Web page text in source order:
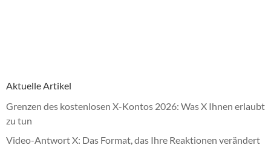
Aktuelle Artikel
Grenzen des kostenlosen X-Kontos 2026: Was X Ihnen erlaubt
zu tun
Video-Antwort X: Das Format, das Ihre Reaktionen verändert